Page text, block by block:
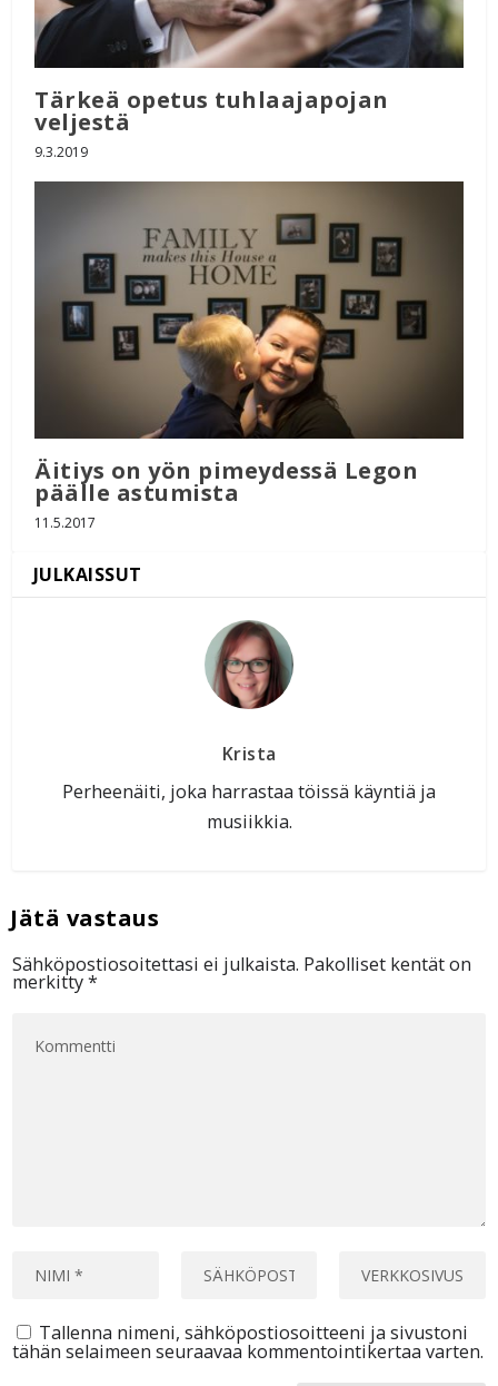
Tärkeä opetus tuhlaajapojan
veljestä
9.3.2019
Äitiys on yön pimeydessä Legon
päälle astumista
11.5.2017
Krista
Perheenäiti, joka harrastaa töissä käyntiä ja
musiikkia.
Sähköpostiosoitettasi ei julkaista. Pakolliset kentät on
merkitty*
Tallenna nimeni, sähköpostiosoitteeni ja sivustoni
tähän selaimeen seuraavaa kommentointikertaa varten.